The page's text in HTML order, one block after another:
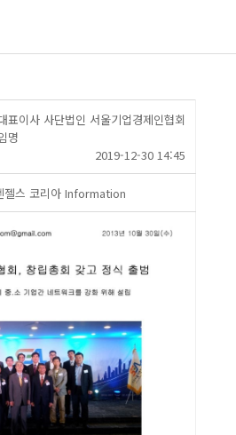
표이사 사단법인 서울기업경제인협회
명
2019-12-30 14:45
젤스 코리아 Information